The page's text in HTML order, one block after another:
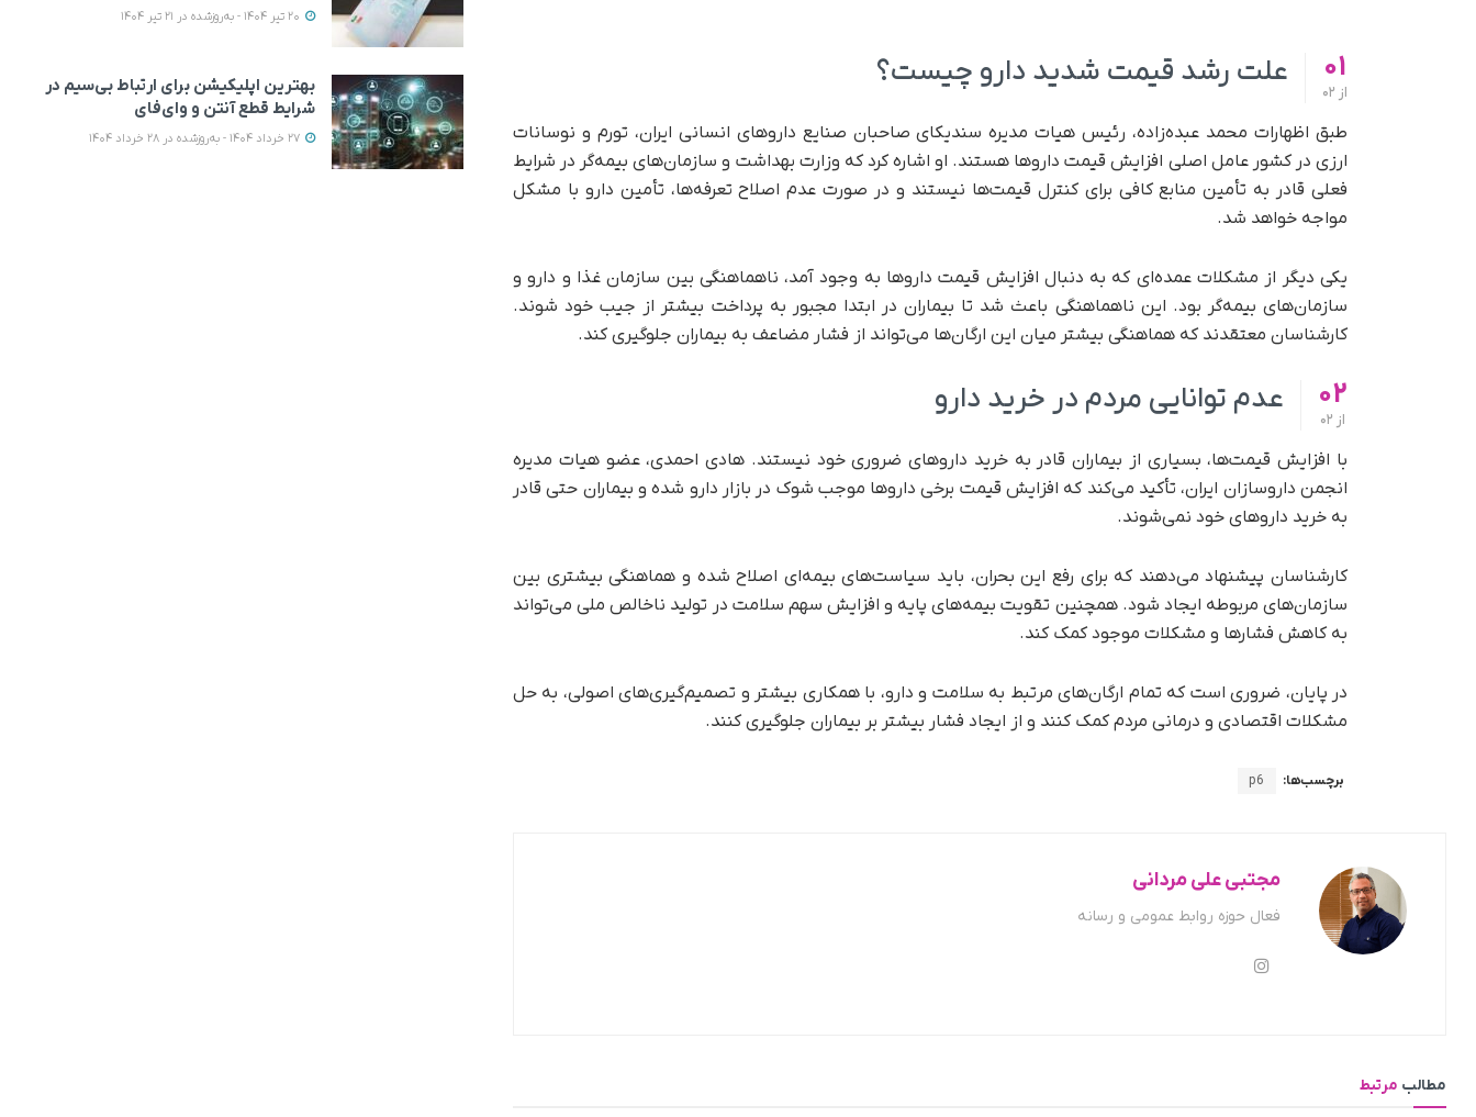
01
از
علت رشد قیمت شدید دارو چیست؟
طبق اظهارات محمد عبده‌زاده، رئیس هیات مدیره سندیکای صاحبان صنایع داروهای انسانی ایران، تورم و نوسانات
ارزی در کشور عامل اصلی افزایش قیمت داروها هستند. او اشاره کرد که وزارت بهداشت و سازمان‌های بیمه‌گر در شرایط
فعلی قادر به تأمین منابع کافی برای کنترل قیمت‌ها نیستند و در صورت عدم اصلاح تعرفه‌ها، تأمین دارو با مشکل
مواجه خواهد شد.
یکی دیگر از مشکلات عمده‌ای که به دنبال افزایش قیمت داروها به وجود آمد، ناهماهنگی بین سازمان غذا و دارو و
سازمان‌های بیمه‌گر بود. این ناهماهنگی باعث شد تا بیماران در ابتدا مجبور به پرداخت بیشتر از جیب خود شوند.
کارشناسان معتقدند که هماهنگی بیشتر میان این ارگان‌ها می‌تواند از فشار مضاعف به بیماران جلوگیری کند.
02
از
عدم توانایی مردم در خرید دارو
با افزایش قیمت‌ها، بسیاری از بیماران قادر به خرید داروهای ضروری خود نیستند. هادی احمدی، عضو هیات مدیره
انجمن داروسازان ایران، تأکید می‌کند که افزایش قیمت برخی داروها موجب شوک در بازار دارو شده و بیماران حتی قادر
به خرید داروهای خود نمی‌شوند.
کارشناسان پیشنهاد می‌دهند که برای رفع این بحران، باید سیاست‌های بیمه‌ای اصلاح شده و هماهنگی بیشتری بین
سازمان‌های مربوطه ایجاد شود. همچنین تقویت بیمه‌های پایه و افزایش سهم سلامت در تولید ناخالص ملی می‌تواند
به کاهش فشارها و مشکلات موجود کمک کند.
در پایان، ضروری است که تمام ارگان‌های مرتبط به سلامت و دارو، با همکاری بیشتر و تصمیم‌گیری‌های اصولی، به حل
مشکلات اقتصادی و درمانی مردم کمک کنند و از ایجاد فشار بیشتر بر بیماران جلوگیری کنند.
برچسب‌ها: p6
مجتبی علی مردانی
فعال حوزه روابط عمومی و رسانه
مطالب مرتبط
بهترین اپلیکیشن‌ برای ارتباط بی‌سیم در
شرایط قطع آنتن و وای‌فای